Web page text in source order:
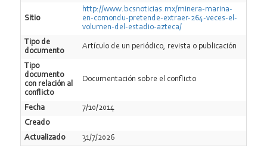
Sitio
http://www.bcsnoticias.mx/minera-marina-
en-comondu-pretende-extraer-264-veces-el-
volumen-del-estadio-azteca/
Tipo de
documento
Artí­culo de un periódico, revista o publicación
Tipo
documento
con relación al
conflicto
Documentación sobre el conflicto
Fecha
7/10/2014
Creado
Actualizado
31/7/2026